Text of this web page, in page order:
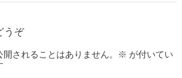
うぞ
されることはありません。 ※ が付いてい